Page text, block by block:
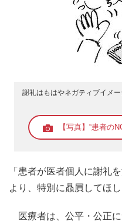
謝礼はもはやネガティブイメー
【写真】“患者の
「患者が医者個人に謝礼
より、特別に贔屓してほ
医療者は、公平・公正